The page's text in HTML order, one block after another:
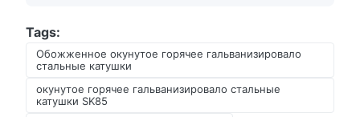
Tags:
Обожженное окунутое горячее гальванизировало
стальные катушки
окунутое горячее гальванизировало стальные
катушки SK85